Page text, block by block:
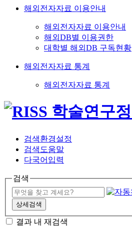
해외전자자료 이용안내
해외전자자료 이용안내
해외DB별 이용권한
대학별 해외DB 구독현황
해외전자자료 통계
해외전자자료 통계
검색환경설정
검색도움말
다국어입력
검색
상세검색
결과 내 재검색